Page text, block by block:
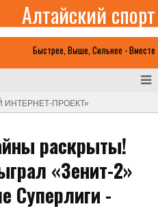
Быстрее, Выше, Сильнее - Вместе
Алтайский спорт
ПРОЕКТ»
раскрыты!
«Зенит-2»
Суперлиги -